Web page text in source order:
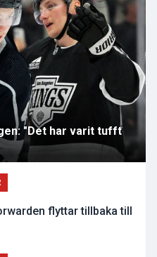
"Det har varit tufft
flyttar tillbaka till